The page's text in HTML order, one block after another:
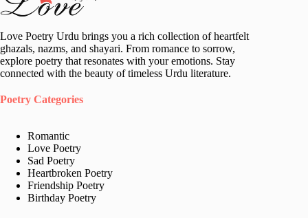
Love Poetry Urdu brings you a rich collection of heartfelt
ghazals, nazms, and shayari. From romance to sorrow,
explore poetry that resonates with your emotions. Stay
connected with the beauty of timeless Urdu literature.
Poetry Categories
Romantic
Love Poetry
Sad Poetry
Heartbroken Poetry
Friendship Poetry
Birthday Poetry